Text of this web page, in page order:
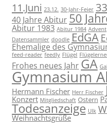
11.Juni 23.12. 30-Jahr-Feier
40 Jahre Abitur 50
Abitur 1983 Abitur 1984 Advent
Datensammler doodle EdGA
Ehemalige des
feed-reader feedly Flügel
Frohes neues Jahr GA
Gymnasium
Hermann Fischer Herr Fischer
Konzert Mitgliedschaft Ostern
Todesanzeige Ulk
Weihnachtsgrüße